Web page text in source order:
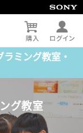
ミング教室・
グ教室